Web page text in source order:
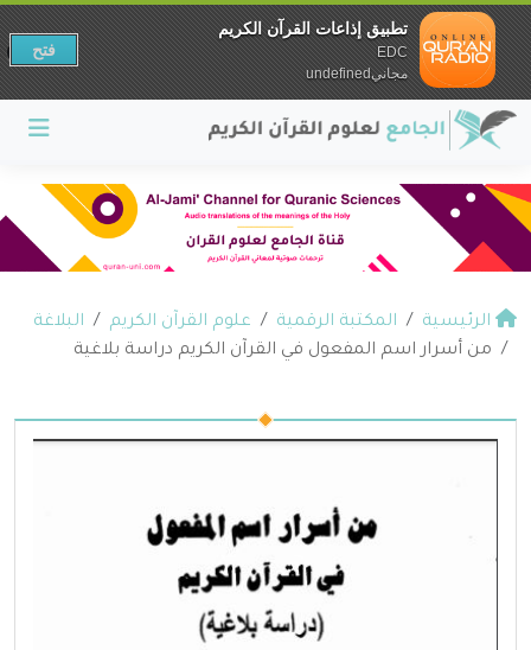
الرئيسية المكتبة الرقمية علوم القرآن الكريم
البلاغة
من أسرار اسم المفعول في القرآن الكريم دراسة بلاغية
تطبيق إذاعات القرآن الكريم
EDC
مجانيundefined
فتح